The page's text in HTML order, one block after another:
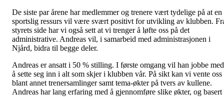
De siste par årene har medlemmer og trenere vært tydelige på at en
sportslig ressurs vil være svært positivt for utvikling av klubben.
styrets side har vi også sett at vi trenger å løfte oss på det
administrative. Andreas vil, i samarbeid med administrasjonen i
Njård, bidra til begge deler.
Andreas er ansatt i 50 % stilling. I første omgang vil han jobbe med
å sette seg inn i alt som skjer i klubben vår. På sikt kan vi vente oss
blant annet trenersamlinger samt tema-økter på tvers av kullene.
Andreas har lang erfaring med å gjennomføre slike økter, og basert